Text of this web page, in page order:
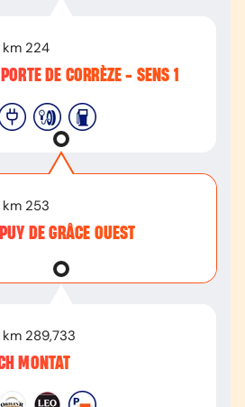
224
DE CORRÈZE - SENS 1
253
DE GRÂCE OUEST
289,733
MONTAT